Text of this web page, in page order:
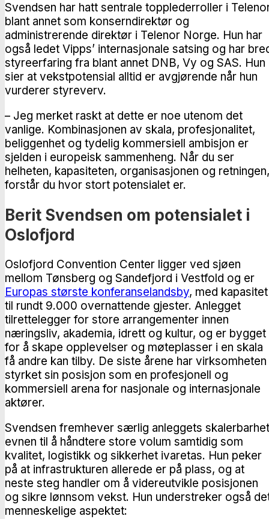
Svendsen har hatt sentrale topplederroller i
blant annet som konserndirektør og
administrerende direktør i Telenor Norge. Hun har
også ledet Vipps’ internasjonale satsing og har
styreerfaring fra blant annet DNB, Vy og SAS. Hun
sier at vekstpotensial alltid er avgjørende når hun
vurderer styreverv.
– Jeg merket raskt at dette er noe utenom det
vanlige. Kombinasjonen av skala, profesjonalitet,
beliggenhet og tydelig kommersiell ambisjon er
sjelden i europeisk sammenheng. Når du ser
helheten, kapasiteten, organisasjonen og retningen,
forstår du hvor stort potensialet er.
Berit Svendsen om potensialet i
Oslofjord
Oslofjord Convention Center ligger ved sjøen
mellom Tønsberg og Sandefjord i Vestfold og er
Europas største konferanselandsby, med kapasitet
til rundt 9.000 overnattende gjester. Anlegget
tilrettelegger for store arrangementer innen
næringsliv, akademia, idrett og kultur, og er bygget
for å skape opplevelser og møteplasser i en skala
få andre kan tilby. De siste årene har virksomheten
styrket sin posisjon som en profesjonell og
kommersiell arena for nasjonale og internasjonale
aktører.
Svendsen fremhever særlig anleggets
evnen til å håndtere store volum samtidig som
kvalitet, logistikk og sikkerhet ivaretas. Hun peker
på at infrastrukturen allerede er på plass, og at
neste steg handler om å videreutvikle posisjonen
og sikre lønnsom vekst. Hun understreker også
menneskelige aspektet: